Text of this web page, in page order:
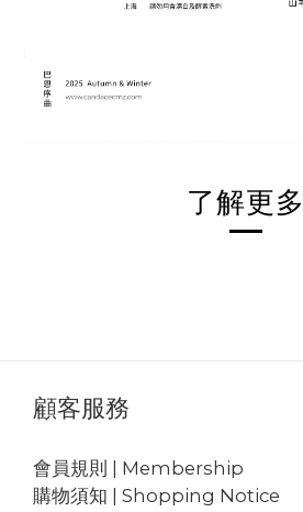
了解更多
顧客服務
會員規則 | Membership
購物須知 | Shopping Notice